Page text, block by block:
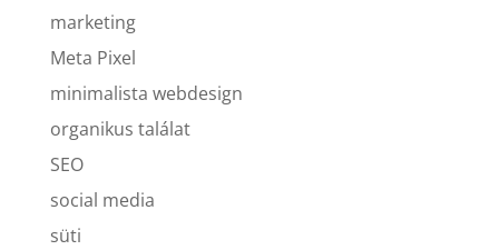
marketing
Meta Pixel
minimalista webdesign
organikus találat
SEO
social media
süti